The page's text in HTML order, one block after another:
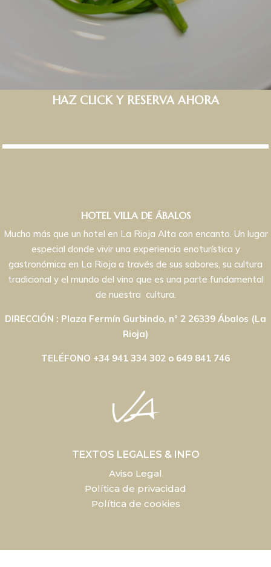
HAZ CLICK Y RESERVA AHORA
HOTEL VILLA DE ÁBALOS
Mucho más que un hotel en La Rioja Alta con encanto. Un lugar
especial donde vivir una experiencia enoturística y
gastronómica en La Rioja a través de sus sabores, su cultura
tradicional y el mundo del vino que es una parte fundamental
de nuestra cultura.
DIRECCIÓN : Plaza Fermín Gurbindo, nº 2 26339 Ábalos (La
Rioja)
TELÉFONO +34 941 334 302 o 649 841 746
TEXTOS LEGALES & INFO
Aviso Legal
Política de privacidad
Política de cookies